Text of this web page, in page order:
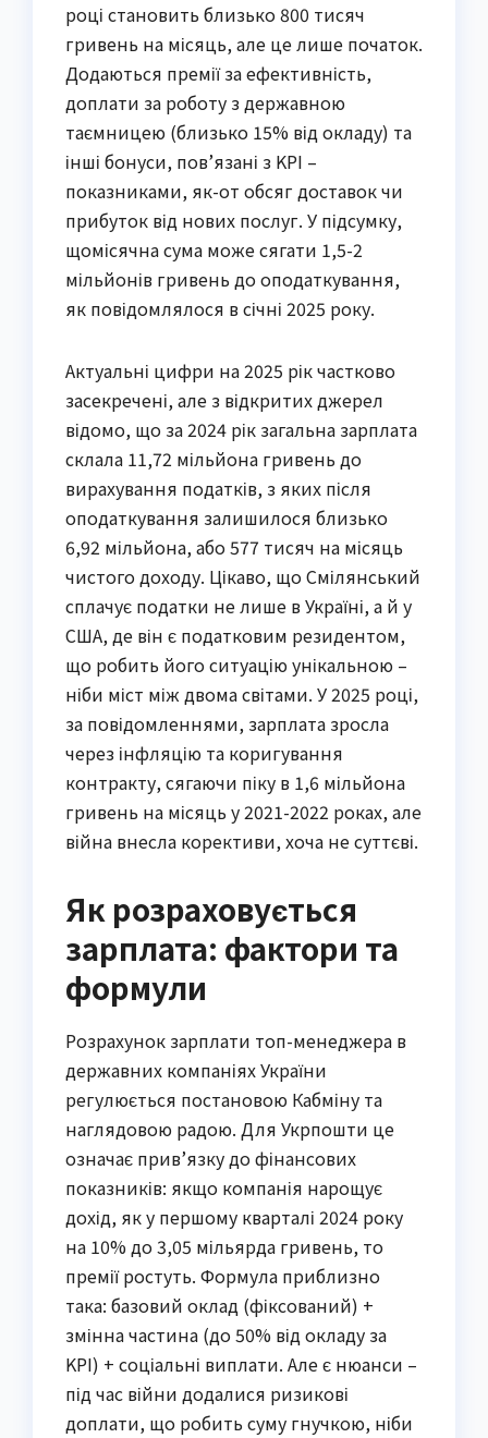
році становить близько 800 тисяч
гривень на місяць, але це лише початок.
Додаються премії за ефективність,
доплати за роботу з державною
таємницею (близько 15% від окладу) та
інші бонуси, пов’язані з KPI –
показниками, як-от обсяг доставок чи
прибуток від нових послуг. У підсумку,
щомісячна сума може сягати 1,5-2
мільйонів гривень до оподаткування,
як повідомлялося в січні 2025 року.
Актуальні цифри на 2025 рік частково
засекречені, але з відкритих джерел
відомо, що за 2024 рік загальна зарплата
склала 11,72 мільйона гривень до
вирахування податків, з яких після
оподаткування залишилося близько
6,92 мільйона, або 577 тисяч на місяць
чистого доходу. Цікаво, що Смілянський
сплачує податки не лише в Україні, а й у
США, де він є податковим резидентом,
що робить його ситуацію унікальною –
ніби міст між двома світами. У 2025 році,
за повідомленнями, зарплата зросла
через інфляцію та коригування
контракту, сягаючи піку в 1,6 мільйона
гривень на місяць у 2021-2022 роках, але
війна внесла корективи, хоча не суттєві.
Як розраховується
зарплата: фактори та
формули
Розрахунок зарплати топ-менеджера в
державних компаніях України
регулюється постановою Кабміну та
наглядовою радою. Для Укрпошти це
означає прив’язку до фінансових
показників: якщо компанія нарощує
дохід, як у першому кварталі 2024 року
на 10% до 3,05 мільярда гривень, то
премії ростуть. Формула приблизно
така: базовий оклад (фіксований) +
змінна частина (до 50% від окладу за
KPI) + соціальні виплати. Але є нюанси –
під час війни додалися ризикові
доплати, що робить суму гнучкою, ніби